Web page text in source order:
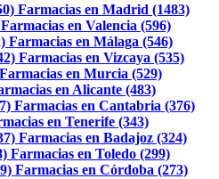
Farmacias en Madrid (1483)
Farmacias en Valencia (596)
Farmacias en Málaga (546)
Farmacias en Vizcaya (535)
Farmacias en Murcia (529)
en Alicante (483)
Farmacias en Cantabria (376)
en Tenerife (343)
Farmacias en Badajoz (324)
Farmacias en Toledo (299)
Farmacias en Córdoba (273)